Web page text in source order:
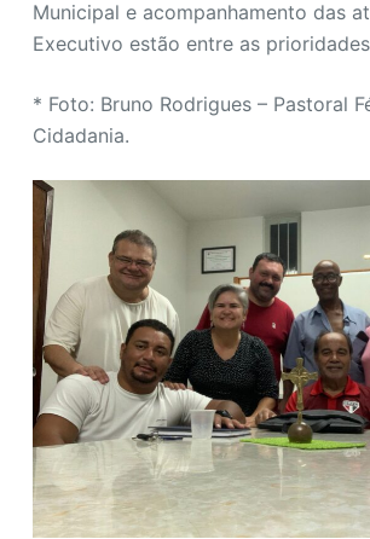
Municipal e acompanhamento das
Executivo estão entre as
* Foto: Bruno Rodrigues – Pastoral
Cidadania.